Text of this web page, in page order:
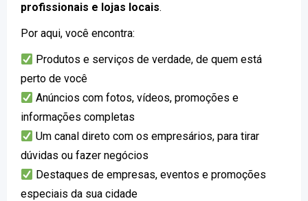
profissionais e lojas locais.
Por aqui, você encontra:
Produtos e serviços de verdade, de quem está
perto de você
Anúncios com fotos, vídeos, promoções e
informações completas
Um canal direto com os empresários, para tirar
dúvidas ou fazer negócios
Destaques de empresas, eventos e promoções
especiais da sua cidade